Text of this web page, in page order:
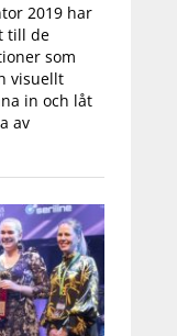
2019 har
till de
som
visuellt
in och låt
av